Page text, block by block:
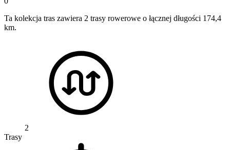
Ta kolekcja tras zawiera 2 trasy rowerowe o łącznej długości 174,4
km.
2
Trasy